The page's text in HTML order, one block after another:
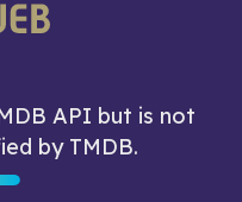
API but is not
by TMDB.